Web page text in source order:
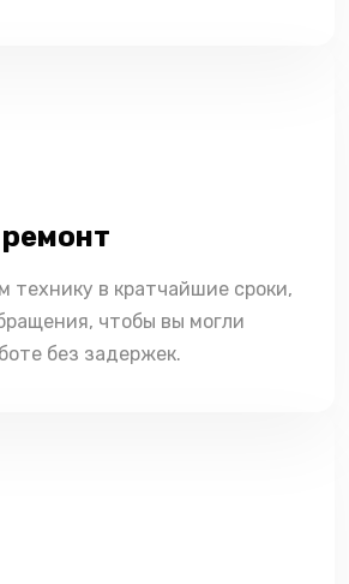
технику в кратчайшие сроки,
чтобы вы могли
без задержек.